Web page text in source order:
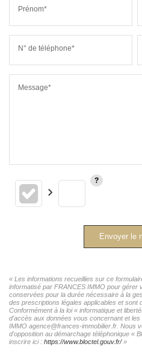
Prénom*
N° de téléphone*
Message*
Envoyer le
« Les informations recueillies sur ce
informatisé par FRANCES IMMO pour gérer
conservées pour la durée nécessaire à la
des prescriptions légales applicables et sont
Conformément à la loi « informatique et
d'accès aux données vous concernant et
IMMO agence@frances-immobilier.fr. Nous
d'opposition au démarchage téléphonique «
inscrire ici : https://www.bloctel.gouv.fr/»